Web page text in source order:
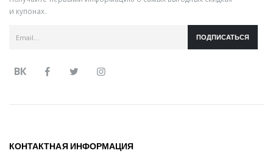
и купонах.
ПОДПИСАТЬСЯ
ВК
КОНТАКТНАЯ ИНФОРМАЦИЯ